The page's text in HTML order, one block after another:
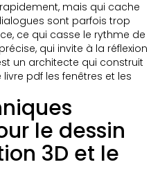
mais qui cache
sont parfois trop
ce qui casse le rythme de
qui invite à la réflexion
un architecte qui construit
pdf les fenêtres et les
le dessin
3D et le